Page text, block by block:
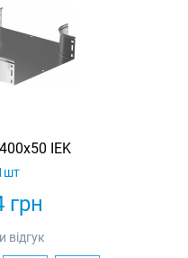
IEK
грн
відгук